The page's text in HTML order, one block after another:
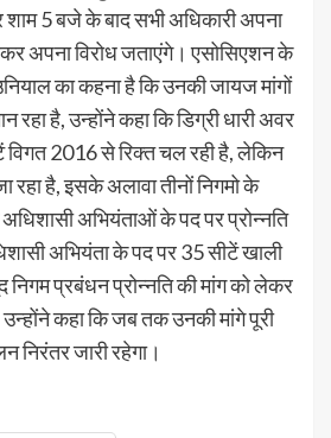
5 बजे के बाद सभी अधिकारी अपना
अपना विरोध जताएंगे। एसोसिएशन के
का कहना है कि उनकी जायज मांगों
रहा है, उन्होंने कहा कि डिग्री धारी अवर
2016 से रिक्त चल रही है, लेकिन
रहा है, इसके अलावा तीनों निगमो के
अभियंताओं के पद पर प्रोन्नति
अभियंता के पद पर 35 सीटें खाली
प्रबंधन प्रोन्नति की मांग को लेकर
उन्होंने कहा कि जब तक उनकी मांगे पूरी
निरंतर जारी रहेगा।